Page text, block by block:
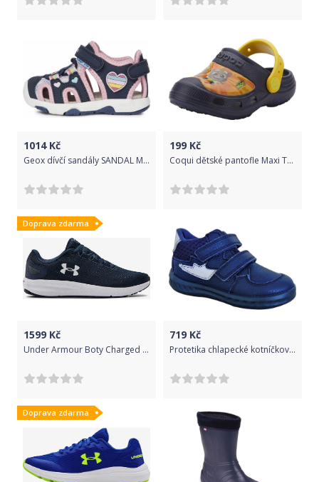
1014Kč
Geox dívčí sandály SANDAL MULTY B150DA 05014 C4243 20 tmavě modrá
199 Kč
Coqui dětské pantofle Maxi Talking Tom&Friends Navy/Yellow 24/25 tmavě modrá
Doprava zdarma
1599 Kč
Under Armour Boty Charged Pursuit 2 43
719 Kč
Protetika chlapecké kotníčkové tenisky Adon 72052 27 tmavě modrá
Doprava zdarma